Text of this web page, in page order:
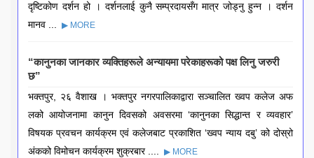
दृष्टिकोण दर्शन हो । दर्शनलाई कुनै सम्प्रदायसँग मात्र जोड्नु हुन्न । दर्शन
मानव ... ▶ MORE
“कानुनका जानकार व्यक्तिहरूले अन्यायमा परेकाहरूको पक्ष लिनु जरुरी
छ”
भक्तपुर, २६ वैशाख । भक्तपुर नगरपालिकाद्वारा सञ्चालित ख्वप कलेज अफ
लको आयोजनामा कानुन दिवसको अवसरमा ‘कानुनका सिद्धान्त र व्यवहार’
विषयक प्रवचन कार्यक्रम एवं कलेजबाट प्रकाशित ‘ख्वप न्याय दबु’ को दोस्रो
अंकको विमोचन कार्यक्रम शुक्रबार .... ▶ MORE